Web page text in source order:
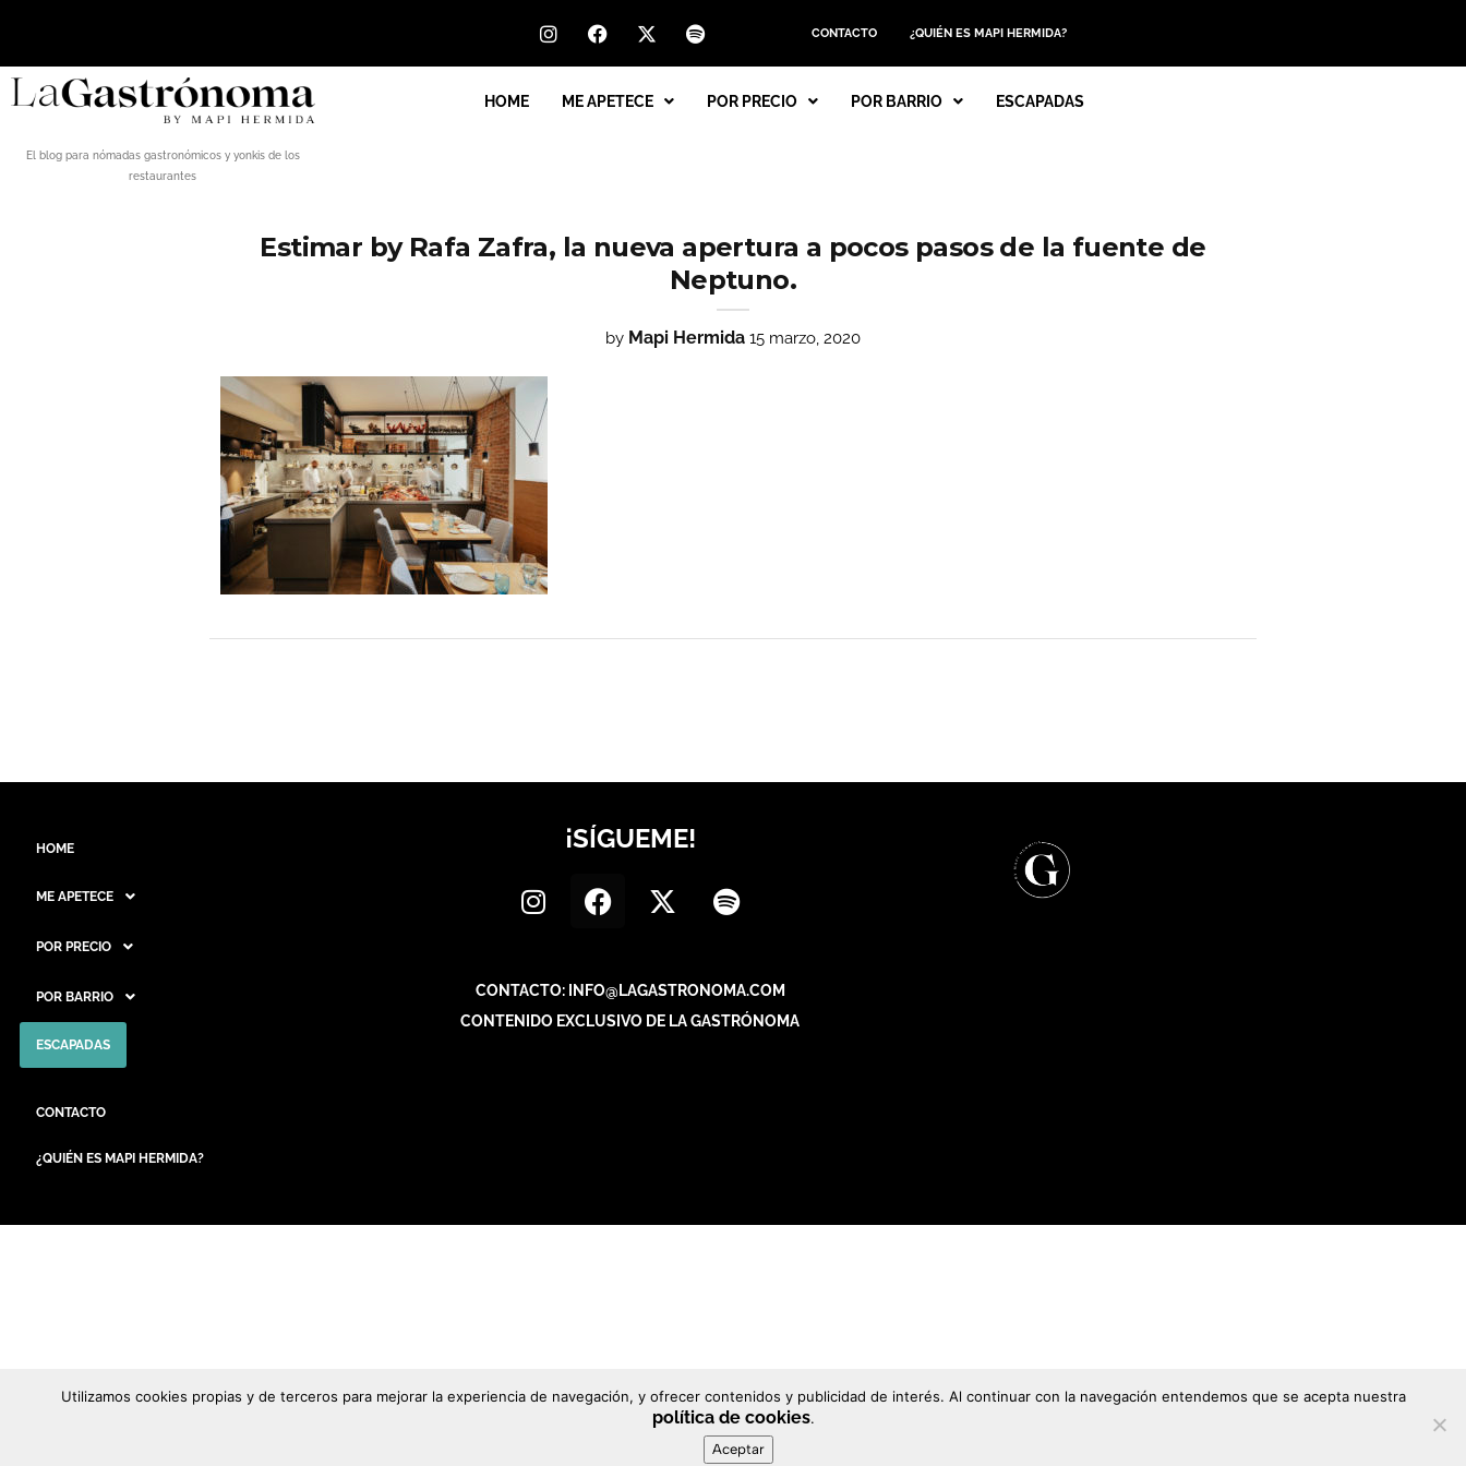
CONTACTO ¿QUIÉN ES MAPI HERMIDA?
El blog para nómadas gastronómicos y yonkis de los
restaurantes
HOME ME APETECE POR PRECIO POR BARRIO ESCAPADAS
Estimar by Rafa Zafra, la nueva apertura a pocos pasos de la fuente de
Neptuno.
by Mapi Hermida 15 marzo, 2020
HOME
ME APETECE
POR PRECIO
POR BARRIO
ESCAPADAS
CONTACTO
¿QUIÉN ES MAPI HERMIDA?
¡SÍGUEME!
CONTACTO: INFO@LAGASTRONOMA.COM
CONTENIDO EXCLUSIVO DE LA GASTRÓNOMA
Utilizamos cookies propias y de terceros para mejorar la experiencia de navegación, y ofrecer contenidos y publicidad de interés. Al continuar con la navegación entendemos que se acepta nuestra
política de cookies.
Aceptar